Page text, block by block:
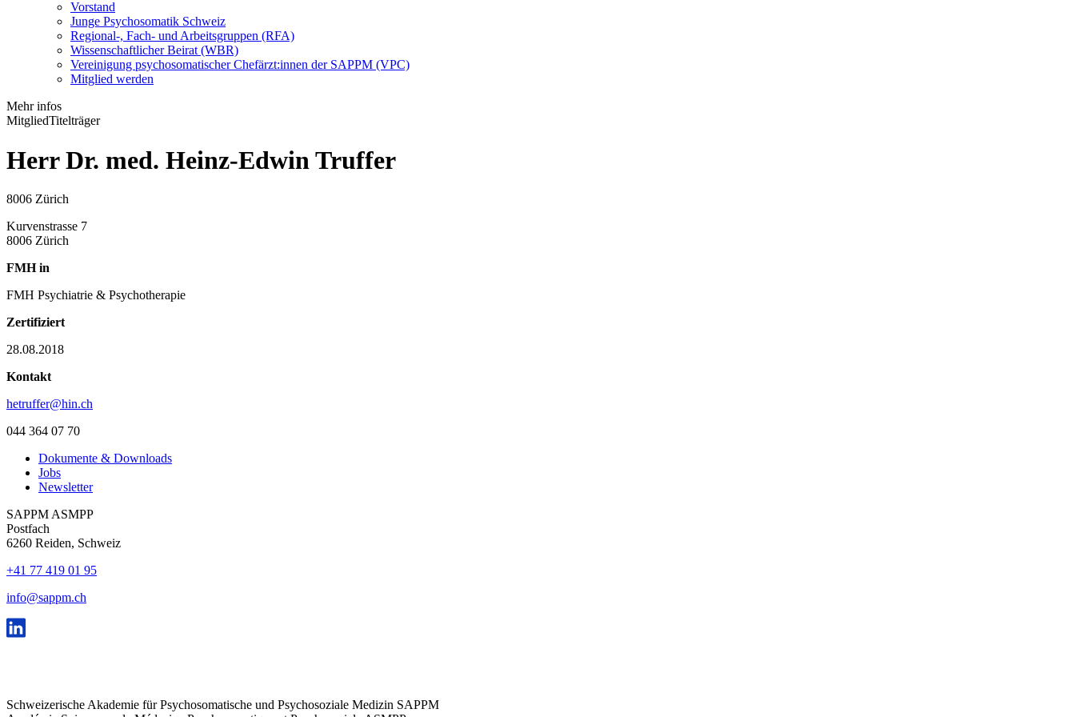
Vorstand
Junge Psychosomatik Schweiz
Regional-, Fach- und Arbeitsgruppen (RFA)
Wissenschaftlicher Beirat (WBR)
Vereinigung psychosomatischer Chefärzt:innen der SAPPM (VPC)
Mitglied werden
Mehr infos
MitgliedTitelträger
Herr Dr. med. Heinz-Edwin Truffer
8006 Zürich
Kurvenstrasse 7
8006 Zürich
FMH in
FMH Psychiatrie & Psychotherapie
Zertifiziert
28.08.2018
Kontakt
hetruffer@hin.ch
044 364 07 70
Dokumente & Downloads
Jobs
Newsletter
SAPPM ASMPP
Postfach
6260 Reiden, Schweiz
+41 77 419 01 95
info@sappm.ch
Schweizerische Akademie für Psychosomatische und Psychosoziale Medizin SAPPM